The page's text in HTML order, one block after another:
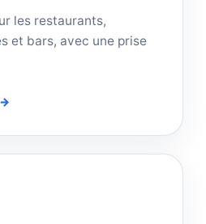
les restaurants,
et bars, avec une prise